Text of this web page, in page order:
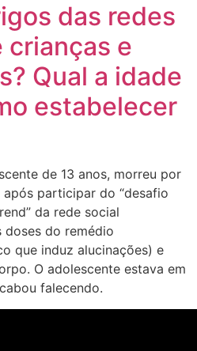
das redes
crianças e
Qual a idade
estabelecer
de 13 anos, morreu por
participar do “desafio
da rede social
doses do remédio
que induz alucinações) e
O adolescente estava em
falecendo.